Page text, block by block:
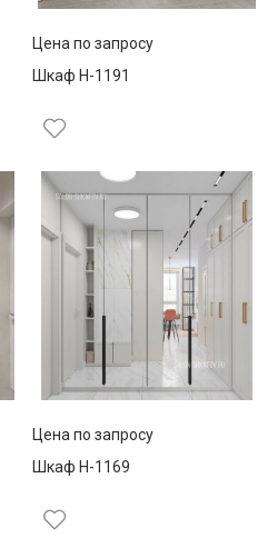
Цена по запросу
Шкаф Н-1191
Цена по запросу
Шкаф Н-1169